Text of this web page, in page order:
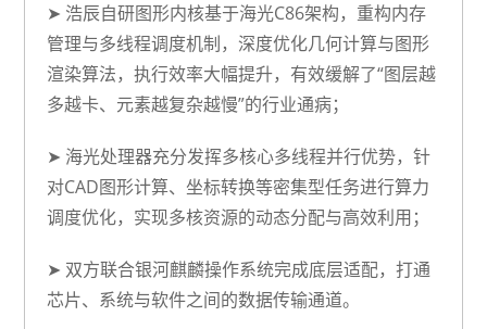
➤ 浩辰自研图形内核基于海光C86架构，重构内存
管理与多线程调度机制，深度优化几何计算与图形
渲染算法，执行效率大幅提升，有效缓解了“图层越
多越卡、元素越复杂越慢”的行业通病；
➤ 海光处理器充分发挥多核心多线程并行优势，针
对CAD图形计算、坐标转换等密集型任务进行算力
调度优化，实现多核资源的动态分配与高效利用；
➤ 双方联合银河麒麟操作系统完成底层适配，打通
芯片、系统与软件之间的数据传输通道。